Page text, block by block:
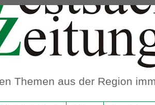
Themen aus der Region